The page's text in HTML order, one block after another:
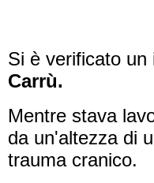
Si è verificato un
Carrù.
Mentre stava
da un'altezza di
trauma cranico.